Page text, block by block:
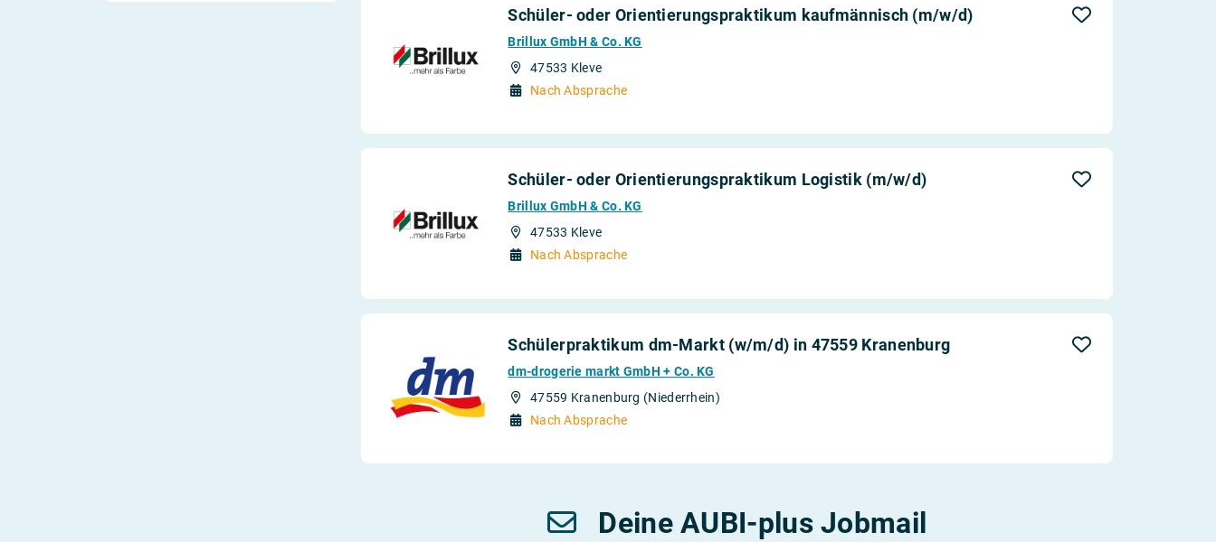
Schüler- oder Orientierungspraktikum kaufmännisch (m/w/d)
Brillux GmbH & Co. KG
47533 Kleve
Nach Absprache
Schüler- oder Orientierungspraktikum Logistik (m/w/d)
Brillux GmbH & Co. KG
47533 Kleve
Nach Absprache
Schülerpraktikum dm-Markt (w/m/d) in 47559 Kranenburg
dm-drogerie markt GmbH + Co. KG
47559 Kranenburg (Niederrhein)
Nach Absprache
Deine AUBI-plus Jobmail